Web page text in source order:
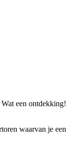
een ontdekking!
waarvan je een